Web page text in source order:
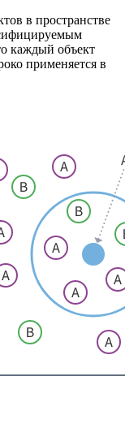
в пространстве
каждый объект
применяется в